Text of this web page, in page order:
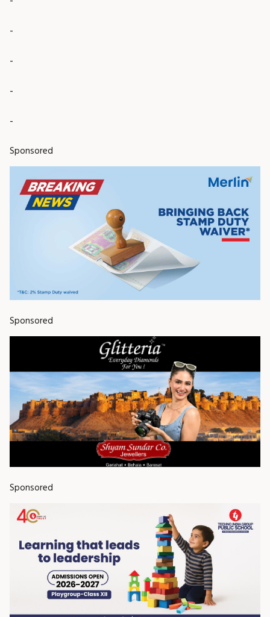
-
-
-
-
Sponsored
Sponsored
Sponsored